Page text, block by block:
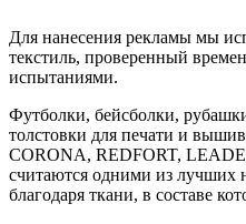
Для нанесения рекламы мы
текстиль, проверенный
испытаниями.
Футболки, бейсболки,
толстовки для печати и
CORONA, REDFORT,
считаются одними из лучших
благодаря ткани, в составе